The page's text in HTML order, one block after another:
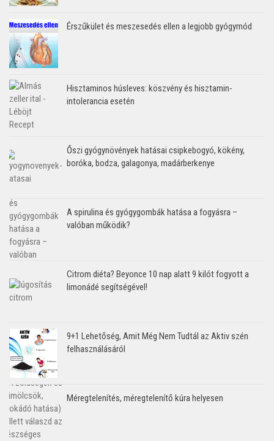
Érszűkület és meszesedés ellen a legjobb gyógymód
Hisztaminos húsleves: köszvény és hisztamin-
intolerancia esetén
Őszi gyógynövények hatásai csipkebogyó, kökény,
boróka, bodza, galagonya, madárberkenye
A spirulina és gyógygombák hatása a fogyásra –
valóban működik?
Citrom diéta? Beyonce 10 nap alatt 9 kilót fogyott a
limonádé segítségével!
9+1 Lehetőség, Amit Még Nem Tudtál az Aktiv szén
felhasználásáról
Méregtelenítés, méregtelenítő kúra helyesen